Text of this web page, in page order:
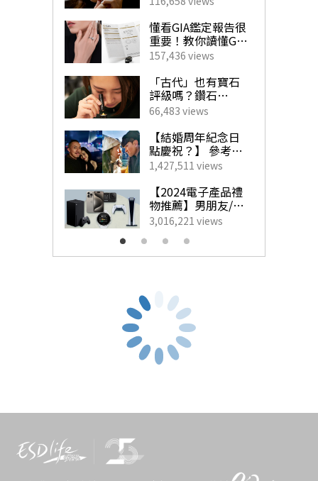
情人節景點2024｜日本沖繩 心形
被稱爲潛水者的浪漫之地的，就是位於日本沖繩宮古島的
「雙拱形岩石」。這個情人節景點需要潛水到海底才能看
一句表白，特別受情侶歡迎！
雙拱形岩石
懂看GIA鑑定報告很
重要！教你讀懂GIA
4C外的重要訊息！
揀珠寶商如挑對醫
生 挑選心儀寶石不
求人！
157,436 views
「古代」也有寶石
評級嗎？鑽石
「4C」是如何創
立？一文帶你了解
GIA對鑽石鑑定的影
響力！
66,483 views
【結婚周年紀念日
點慶祝？】 參考男
藝人甜蜜慶祝點子
為另一半製造驚
喜！
1,427,511 views
【2024電子產品禮
物推薦】男朋友/老
公最想收到的實用
生日禮物
3,016,221 views